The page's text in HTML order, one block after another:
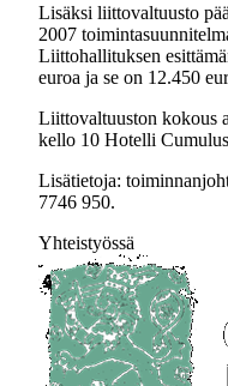
Lisäksi liittovaltuusto
2007
Liittohallituksen
euroa ja se on 12.450
Liittovaltuuston kokous
kello 10 Hotelli
Lisätietoja:
7746 950.
Yhteistyössä